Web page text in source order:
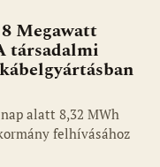
Megawatt
társadalmi
alatt 8,32 MWh
felhívásához